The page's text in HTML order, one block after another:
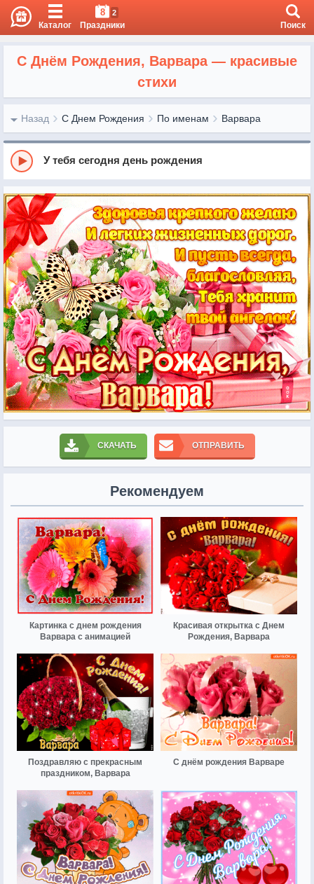
Каталог
8 2
Праздники Поиск
С Днём Рождения, Варвара — красивые
стихи
Назад С Днем Рождения По именам Варвара
У тебя сегодня день рождения
СКАЧАТЬ ОТПРАВИТЬ
Рекомендуем
Картинка с днем рождения
Варвара с анимацией
Красивая открытка с Днем
Рождения, Варвара
Поздравляю с прекрасным
праздником, Варвара
С днём рождения Варваре